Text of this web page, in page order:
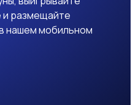
и размещайте
нашем мобильном